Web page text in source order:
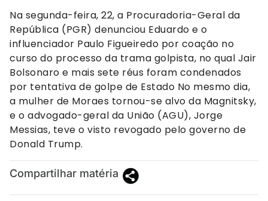
Na segunda-feira, 22, a Procuradoria-Geral da
República (PGR) denunciou Eduardo e o
influenciador Paulo Figueiredo por coação no
curso do processo da trama golpista, no qual Jair
Bolsonaro e mais sete réus foram condenados
por tentativa de golpe de Estado No mesmo dia,
a mulher de Moraes tornou-se alvo da Magnitsky,
e o advogado-geral da União (AGU), Jorge
Messias, teve o visto revogado pelo governo de
Donald Trump.
Compartilhar matéria